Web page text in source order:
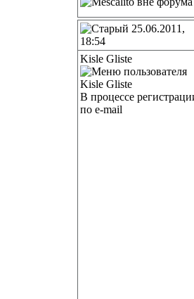
25.06.2011,
18:54
Kisle Gliste
В процессе
по e-mail